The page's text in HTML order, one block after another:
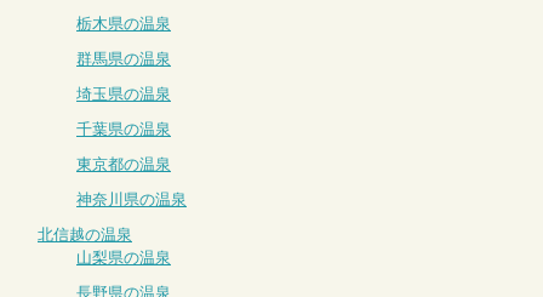
栃木県の温泉
群馬県の温泉
埼玉県の温泉
千葉県の温泉
東京都の温泉
神奈川県の温泉
北信越の温泉
山梨県の温泉
長野県の温泉